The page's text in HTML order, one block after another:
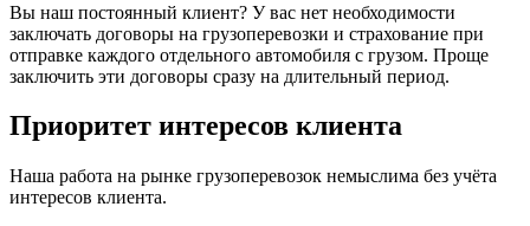
Вы наш постоянный клиент? У вас нет необходимости
заключать договоры на грузоперевозки и страхование при
отправке каждого отдельного автомобиля с грузом. Проще
заключить эти договоры сразу на длительный период.
Приоритет интересов клиента
Наша работа на рынке грузоперевозок немыслима без учёта
интересов клиента.